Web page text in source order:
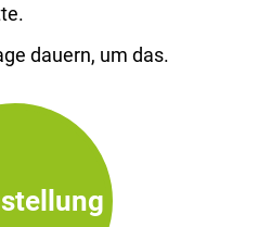
dauern, um das.